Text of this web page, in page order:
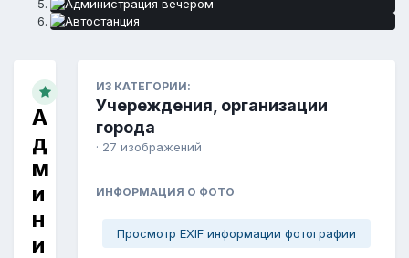
А
д
м
и
н
и
ИЗ КАТЕГОРИИ:
Учереждения, организации
города
· 27 изображений
ИНФОРМАЦИЯ О ФОТО
Просмотр EXIF информации фотографии